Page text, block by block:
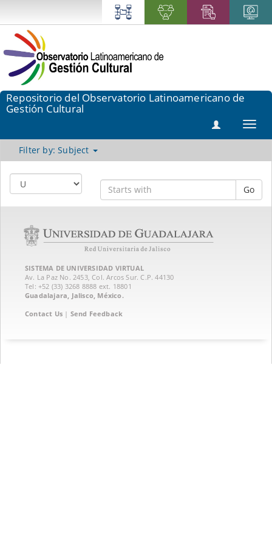
Repositorio del Observatorio Latinoamericano de
Gestión Cultural
Filter by: Subject
Go
SISTEMA DE UNIVERSIDAD VIRTUAL
Av. La Paz No. 2453, Col. Arcos Sur. C.P. 44130
Tel: +52 (33) 3268 8888‏ ext. 18801
Guadalajara, Jalisco, México.
Contact Us | Send Feedback